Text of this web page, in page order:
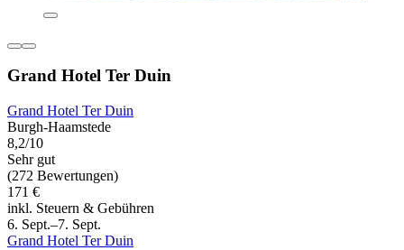
Grand Hotel Ter Duin
Grand Hotel Ter Duin
Burgh-Haamstede
8,2/10
Sehr gut
(272 Bewertungen)
171 €
inkl. Steuern & Gebühren
6. Sept.–7. Sept.
Grand Hotel Ter Duin